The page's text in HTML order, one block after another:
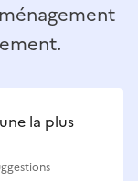
la plus